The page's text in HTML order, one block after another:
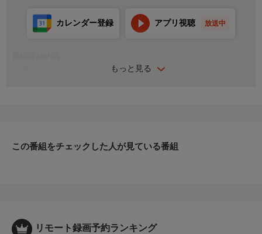
もっと見る
カレンダー登録 アプリ視聴 放送中
みな技術でヤマメ・イワナをヒットしていく。
この番組をチェックした人が見ている番組
リモート録画予約ランキング